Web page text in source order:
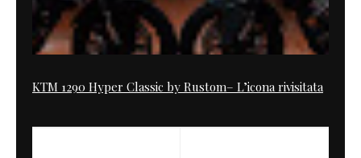
KTM 1290 Hyper Classic by Rustom– L’icona rivisitata